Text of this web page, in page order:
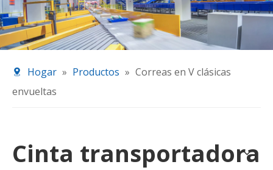
Hogar » Productos » Correas en V clásicas
envueltas
Cinta transportadora